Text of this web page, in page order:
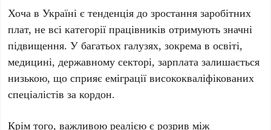
Хоча в Україні є тенденція до зростання заробітних
плат, не всі категорії працівників отримують значні
підвищення. У багатьох галузях, зокрема в освіті,
медицині, державному секторі, зарплата залишається
низькою, що сприяє еміграції висококваліфікованих
спеціалістів за кордон.
Крім того, важливою реалією є розрив між